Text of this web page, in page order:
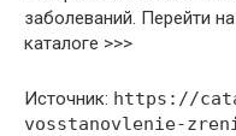
заболеваний. Перейти
каталоге >>>
Источник: https://
vosstanovlenie-